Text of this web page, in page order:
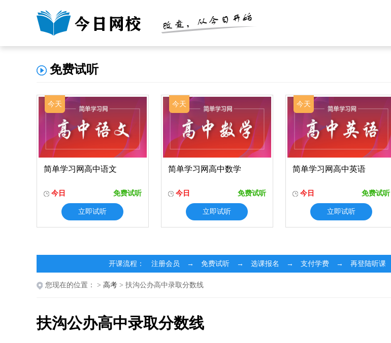
免费试听
今天
简单学习网高中语文
今日 免费试听
立即试听
今天
简单学习网高中数学
今日 免费试听
立即试听
今天
简单学习网高中英语
今日 免费试听
立即试听
开课流程： 注册会员 → 免费试听 → 选课报名 → 支付学费 → 再登陆听课
您现在的位置： > 高考 > 扶沟公办高中录取分数线
扶沟公办高中录取分数线